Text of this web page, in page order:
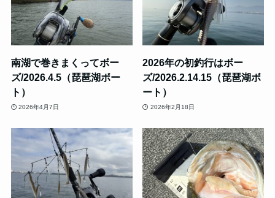
南湖で巻きまくってボー
ズ/2026.4.5（琵琶湖ボー
ト）
2026年4月7日
2026年の初釣行はボー
ズ/2026.2.14.15（琵琶湖ボ
ート）
2026年2月18日